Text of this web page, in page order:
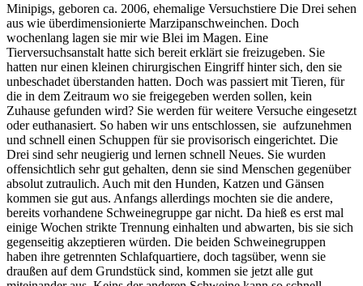
Minipigs, geboren ca. 2006, ehemalige Versuchstiere Die Drei sehen
aus wie überdimensionierte Marzipanschweinchen. Doch
wochenlang lagen sie mir wie Blei im Magen. Eine
Tierversuchsanstalt hatte sich bereit erklärt sie freizugeben. Sie
hatten nur einen kleinen chirurgischen Eingriff hinter sich, den sie
unbeschadet überstanden hatten. Doch was passiert mit Tieren, für
die in dem Zeitraum wo sie freigegeben werden sollen, kein
Zuhause gefunden wird? Sie werden für weitere Versuche eingesetzt
oder euthanasiert. So haben wir uns entschlossen, sie aufzunehmen
und schnell einen Schuppen für sie provisorisch eingerichtet. Die
Drei sind sehr neugierig und lernen schnell Neues. Sie wurden
offensichtlich sehr gut gehalten, denn sie sind Menschen gegenüber
absolut zutraulich. Auch mit den Hunden, Katzen und Gänsen
kommen sie gut aus. Anfangs allerdings mochten sie die andere,
bereits vorhandene Schweinegruppe gar nicht. Da hieß es erst mal
einige Wochen strikte Trennung einhalten und abwarten, bis sie sich
gegenseitig akzeptieren würden. Die beiden Schweinegruppen
haben ihre getrennten Schlafquartiere, doch tagsüber, wenn sie
draußen auf dem Grundstück sind, kommen sie jetzt alle gut